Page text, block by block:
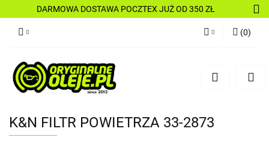
DARMOWA DOSTAWA POCZTEX JUŻ OD 350 ZŁ
Zarejestruj się
(0)
K&N FILTR POWIETRZA 33-2873